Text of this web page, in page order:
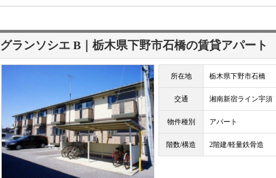
グランソシエ B｜栃木県下野市石橋の賃貸アパート
所在地 栃木県下野市石橋
交通 湘南新宿ライン宇須
物件種別 アパート
階数/構造 2階建/軽量鉄骨造